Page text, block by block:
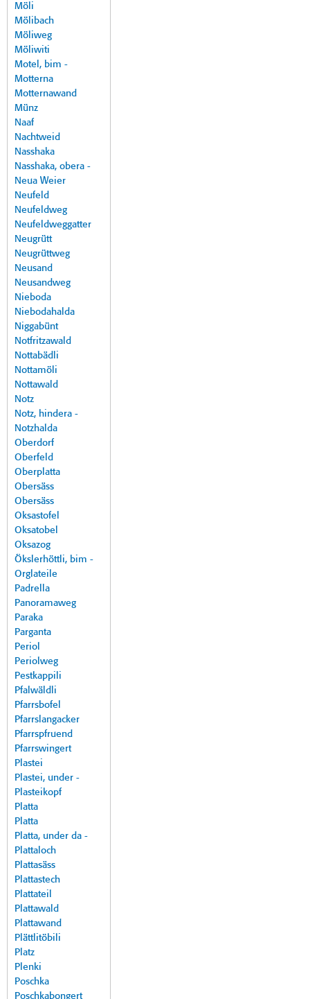
Möli
Mölibach
Möliweg
Möliwiti
Motel, bim -
Motterna
Motternawand
Münz
Naaf
Nachtweid
Nasshaka
Nasshaka, obera -
Neua Weier
Neufeld
Neufeldweg
Neufeldweggatter
Neugrütt
Neugrüttweg
Neusand
Neusandweg
Nieboda
Niebodahalda
Niggabünt
Notfritzawald
Nottabädli
Nottamöli
Nottawald
Notz
Notz, hindera -
Notzhalda
Oberdorf
Oberfeld
Oberplatta
Obersäss
Obersäss
Oksastofel
Oksatobel
Oksazog
Ökslerhöttli, bim -
Orglateile
Padrella
Panoramaweg
Paraka
Parganta
Periol
Periolweg
Pestkappili
Pfalwäldli
Pfarrsbofel
Pfarrslangacker
Pfarrspfruend
Pfarrswingert
Plastei
Plastei, under -
Plasteikopf
Platta
Platta
Platta, under da -
Plattaloch
Plattasäss
Plattastech
Plattateil
Plattawald
Plattawand
Plättlitöbili
Platz
Plenki
Poschka
Poschkabongert